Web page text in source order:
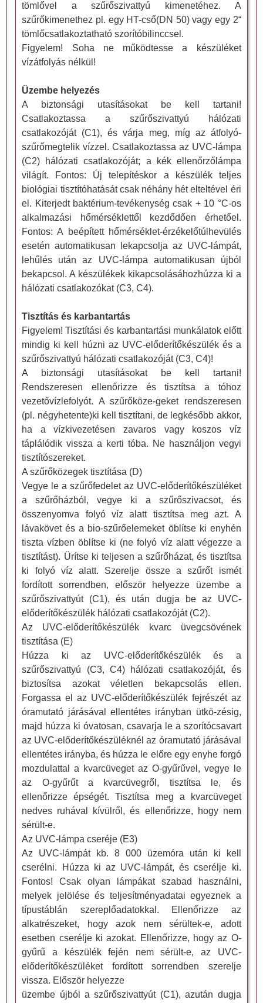
tömlővel a szűrőszivattyú kimenetéhez. A
szűrőkimenethez pl. egy HT-cső(DN 50) vagy egy 2“
tömlőcsatlakoztatható szorítóbilinccsel.
Figyelem! Soha ne működtesse a készüléket
vízátfolyás nélkül!
Üzembe helyezés
A biztonsági utasításokat be kell tartani!
Csatlakoztassa a szűrőszivattyú hálózati
csatlakozóját (C1), és várja meg, míg az átfolyó-
szűrőmegtelik vízzel. Csatlakoztassa az UVC-lámpa
(C2) hálózati csatlakozóját; a kék ellenőrzőlámpa
világít. Fontos: Új telepítéskor a készülék teljes
biológiai tisztítóhatását csak néhány hét elteltével éri
el. Kiterjedt baktérium-tevékenység csak + 10 °C-os
alkalmazási hőmérséklettől kezdődően érhetőel.
Fontos: A beépített hőmérséklet-érzékelőtúlhevülés
esetén automatikusan lekapcsolja az UVC-lámpát,
lehűlés után az UVC-lámpa automatikusan újból
bekapcsol. A készülékek kikapcsolásáhozhúzza ki a
hálózati csatlakozókat (C3, C4).
Tisztítás és karbantartás
Figyelem! Tisztítási és karbantartási munkálatok előtt
mindig ki kell húzni az UVC-előderítőkészülék és a
szűrőszivattyú hálózati csatlakozóját (C3, C4)!
A biztonsági utasításokat be kell tartani!
Rendszeresen ellenőrizze és tisztítsa a tóhoz
vezetővízlefolyót. A szűrőköze-geket rendszeresen
(pl. négyhetente)ki kell tisztítani, de legkésőbb akkor,
ha a vízkivezetésen zavaros vagy koszos víz
táplálódik vissza a kerti tóba. Ne használjon vegyi
tisztítószereket.
A szűrőközegek tisztítása (D)
Vegye le a szűrőfedelet az UVC-előderítőkészüléket
a szűrőházból, vegye ki a szűrőszivacsot, és
összenyomva folyó víz alatt tisztítsa meg azt. A
lávakövet és a bio-szűrőelemeket öblítse ki enyhén
tiszta vízben öblítse ki (ne folyó víz alatt végezze a
tisztítást). Ürítse ki teljesen a szűrőházat, és tisztítsa
ki folyó víz alatt. Szerelje össze a szűrőt ismét
fordított sorrendben, először helyezze üzembe a
szűrőszivattyút (C1), és után dugja be az UVC-
előderítőkészülék hálózati csatlakozóját (C2).
Az UVC-előderítőkészülék kvarc üvegcsövének
tisztítása (E)
Húzza ki az UVC-előderítőkészülék és a
szűrőszivattyú (C3, C4) hálózati csatlakozóját, és
biztosítsa azokat véletlen bekapcsolás ellen.
Forgassa el az UVC-előderítőkészülék fejrészét az
óramutató járásával ellentétes irányban ütkö-zésig,
majd húzza ki óvatosan, csavarja le a szorítócsavart
az UVC-előderítőkészüléknél az óramutató járásával
ellentétes irányba, és húzza le előre egy enyhe forgó
mozdulattal a kvarcüveget az O-gyűrűvel, vegye le
az O-gyűrűt a kvarcüvegről, tisztítsa le, és
ellenőrizze épségét. Tisztítsa meg a kvarcüveget
nedves ruhával kívülről, és ellenőrizze, hogy nem
sérült-e.
Az UVC-lámpa cseréje (E3)
Az UVC-lámpát kb. 8 000 üzemóra után ki kell
cserélni. Húzza ki az UVC-lámpát, és cserélje ki.
Fontos! Csak olyan lámpákat szabad használni,
melyek jelölése és teljesítményadatai egyeznek a
típustáblán szereplőadatokkal. Ellenőrizze az
alkatrészeket, hogy azok nem sérültek-e, adott
esetben cserélje ki azokat. Ellenőrizze, hogy az O-
gyűrű a készülék fején nem sérült-e, az UVC-
előderítőkészüléket fordított sorrendben szerelje
vissza. Először helyezze
üzembe újból a szűrőszivattyút (C1), azután dugja